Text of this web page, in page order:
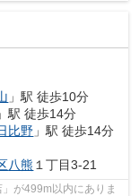
」駅 徒歩10分
」駅 徒歩14分
比野 」駅 徒歩14分
八熊 １丁目3-21
が499m以内にありま